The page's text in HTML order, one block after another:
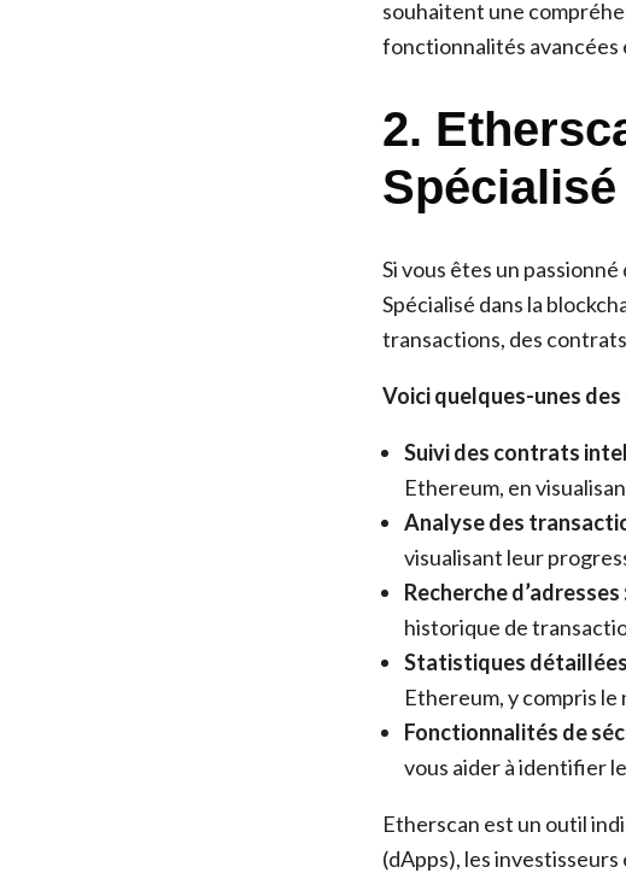
souhaitent une
fonctionnalités avancées
2.
Si vous êtes un
Spécialisé dans la
transactions, des
Voici quelques-unes
Suivi des contrats
Ethereum, en
Analyse des
visualisant leur
Recherche d’adresses
historique de
Statistiques
Ethereum, y compris
Fonctionnalités de
vous aider à identifier
Etherscan est un outil
(dApps), les